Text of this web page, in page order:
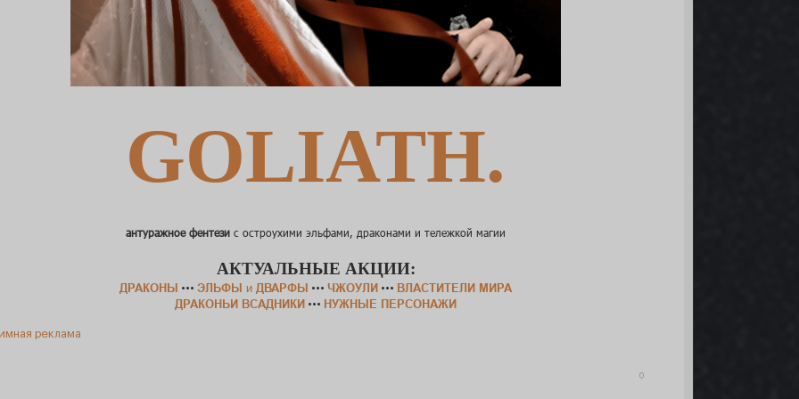
GOLIATH.
антуражное фентези с остроухими эльфами, драконами и тележкой магии
АКТУАЛЬНЫЕ АКЦИИ:
ДРАКОНЫ ••• ЭЛЬФЫ и ДВАРФЫ ••• ЧЖОУЛИ ••• ВЛАСТИТЕЛИ МИРА
ДРАКОНЬИ ВСАДНИКИ ••• НУЖНЫЕ ПЕРСОНАЖИ
реклама
0